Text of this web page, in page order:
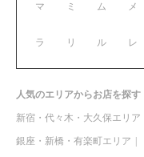
マ ミ ム メ
ラ リ ル レ
人気のエリアからお店を探す
新宿・代々木・大久保エリア
銀座・新橋・有楽町エリア